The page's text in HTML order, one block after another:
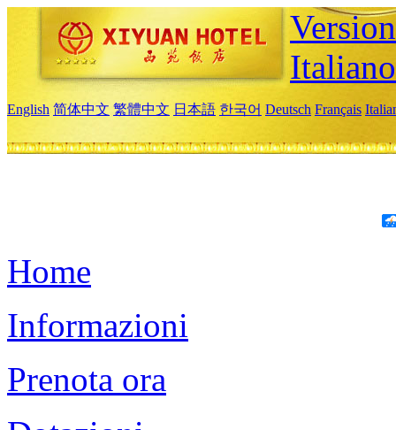
Italiano
English 简体中文 繁體中文 日本語 한국어 Deutsch Français
Home
Informazioni
Prenota ora